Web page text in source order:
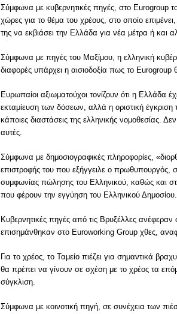
Σύμφωνα με κυβερνητικές πηγές, στο Εurogroup
χώρες για το θέμα του χρέους, στο οποίο
της να εκβιάσει την Ελλάδα για νέα μέτρα ή και
Σύμφωνα με πηγές του Μαξίμου, η ελληνική
διαφορές υπάρχει η αισιοδοξία πως το Eurogroup
Ευρωπαίοι αξιωματούχοι τονίζουν ότι η Ελλάδα
εκταμίευση των δόσεων, αλλά η οριστική έγκριση
κάποιες διαστάσεις της ελληνικής νομοθεσίας.
αυτές.
Σύμφωνα με δημοσιογραφικές πληροφορίες,
επιστροφής του που εξήγγειλε ο πρωθυπουργός,
συμφωνίας πώλησης του Ελληνικού, καθώς και
που φέρουν την εγγύηση του Ελληνικού Δημοσίου.
Κυβερνητικές πηγές από τις Βρυξέλλες
επισημάνθηκαν στο Euroworking Group χθες,
Για το χρέος, το Ταμείο πιέζει για σημαντικά
θα πρέπει να γίνουν σε σχέση με το χρέος τα
σύγκλιση.
Σύμφωνα με κοινοτική πηγή, σε συνέχεια των